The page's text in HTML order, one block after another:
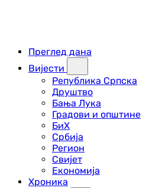
Преглед дана
Вијести
Република Српска
Друштво
Бања Лука
Градови и општине
БиХ
Србија
Регион
Свијет
Економија
Хроника